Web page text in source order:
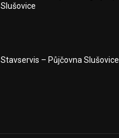
Slušovice
Stavservis – Půjčovna Slušovice